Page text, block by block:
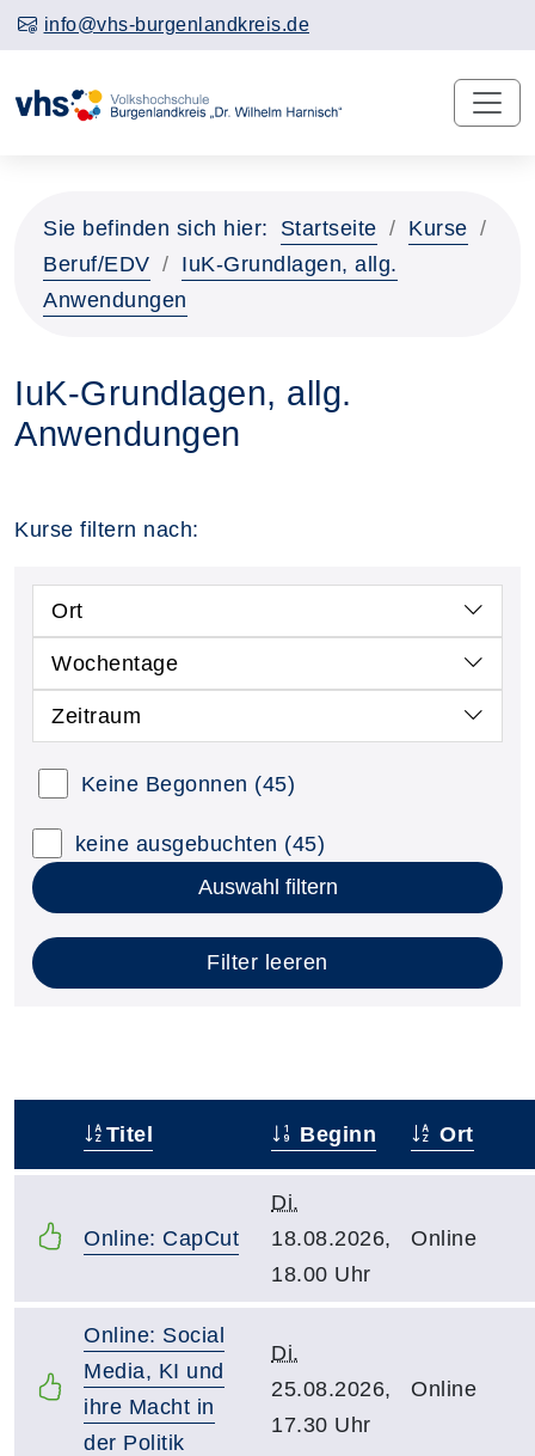
info@vhs-burgenlandkreis.de
Sie befinden sich hier: Startseite
Kurse
Beruf/EDV
IuK-Grundlagen, allg.
Anwendungen
IuK-Grundlagen, allg.
Anwendungen
Kurse filtern nach:
Ort
Wochentage
Zeitraum
Keine Begonnen (45)
keine ausgebuchten (45)
Auswahl filtern
Filter leeren
Titel Beginn Ort
Online: CapCut
Di.
18.08.2026,
18.00 Uhr
Online
Online: Social
Media, KI und
ihre Macht in
der Politik
Di.
25.08.2026,
17.30 Uhr
Online